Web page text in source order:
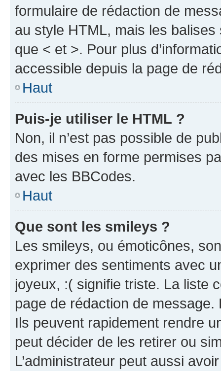
formulaire de rédaction de
au style HTML, mais les
que < et >. Pour plus
accessible depuis la page de
Haut
Puis-je utiliser le HTML ?
Non, il n’est pas possible de
des mises en forme permises
avec les BBCodes.
Haut
Que sont les smileys ?
Les smileys, ou émoticônes,
exprimer des sentiments avec
joyeux, :( signifie triste. La liste
page de rédaction de
Ils peuvent rapidement rendre
peut décider de les retirer ou
L’administrateur peut aussi